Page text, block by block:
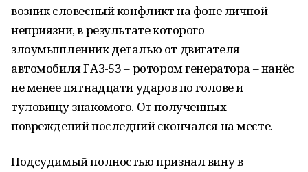
возник словесный конфликт на фоне личной
неприязни, в результате которого
злоумышленник деталью от двигателя
автомобиля ГАЗ-53 – ротором генератора – нанёс
не менее пятнадцати ударов по голове и
туловищу знакомого. От полученных
повреждений последний скончался на месте.
Подсудимый полностью признал вину в